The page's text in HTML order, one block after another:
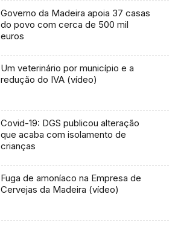
Governo da Madeira apoia 37 casas
do povo com cerca de 500 mil
euros
Um veterinário por município e a
redução do IVA (vídeo)
Covid-19: DGS publicou alteração
que acaba com isolamento de
crianças
Fuga de amoníaco na Empresa de
Cervejas da Madeira (vídeo)